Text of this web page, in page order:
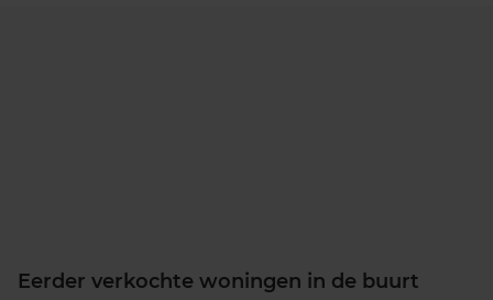
Eerder verkochte woningen in de buurt